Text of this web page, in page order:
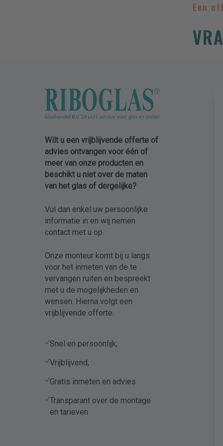
Een
Wilt u een vrijblijvende offerte of
advies ontvangen voor één of
meer van onze producten en
beschikt u niet over de maten
van het glas of dergelijke?
Vul dan enkel uw persoonlijke
informatie in en wij nemen
contact met u op.
Onze monteur komt bij u langs
voor het inmeten van de te
vervangen ruiten en bespreekt
met u de mogelijkheden en
wensen. Hierna volgt een
vrijblijvende offerte.
Snel en persoonlijk;
Vrijblijvend;
Gratis inmeten en advies
Transparant over de montage
en tarieven